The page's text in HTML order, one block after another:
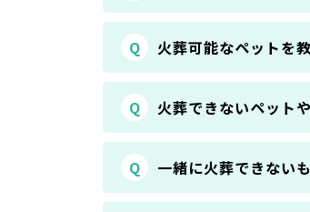
Q 火葬可能なペットを
Q 火葬できないペット
Q 一緒に火葬できない